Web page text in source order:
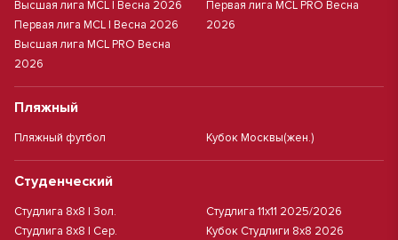
Высшая лига MCL | Весна 2026
Первая лига MCL | Весна 2026
Высшая лига MCL PRO Весна
2026
Первая лига MCL PRO Весна
2026
Пляжный
Пляжный футбол Кубок Москвы(жен.)
Студенческий
Студлига 8х8 | Зол.
Студлига 8х8 | Сер.
Студлига 11х11 2025/2026
Кубок Студлиги 8х8 2026